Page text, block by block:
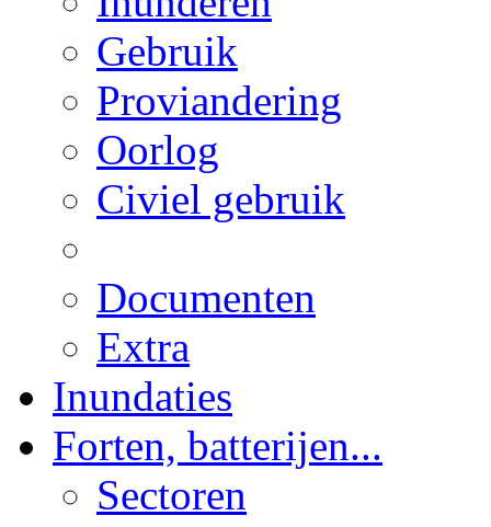
Gebruik
Proviandering
Oorlog
Civiel gebruik
Documenten
Extra
Inundaties
Forten, batterijen...
Sectoren